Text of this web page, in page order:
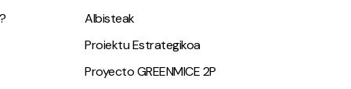
Albisteak
Proiektu Estrategikoa
Proyecto GREENMICE 2P